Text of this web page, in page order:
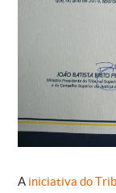
A iniciativa do